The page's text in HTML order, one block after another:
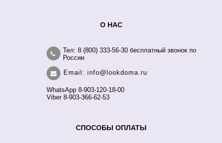
О НАС
Тел: 8 (800) 333-56-30 бесплатный звонок по
России
Email: info@lookdoma.ru
WhatsApp 8-903-120-18-00
Viber 8-903-366-62-53
СПОСОБЫ ОПЛАТЫ